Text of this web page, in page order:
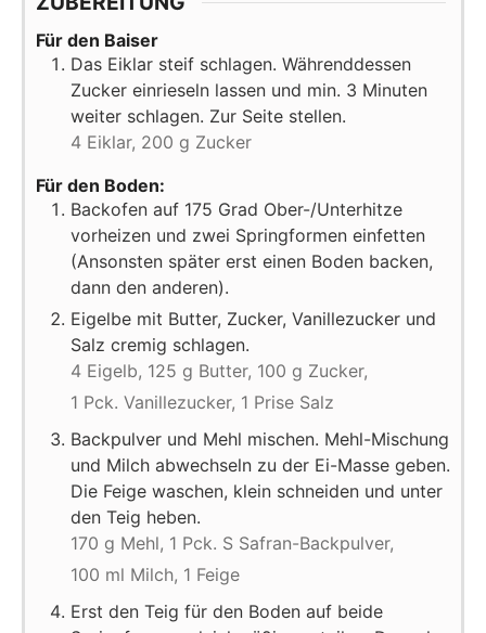
Für den Baiser
Das Eiklar steif schlagen. Währenddessen
Zucker einrieseln lassen und min. 3 Minuten
weiter schlagen. Zur Seite stellen.
4 Eiklar, 200 g Zucker
Für den Boden:
Backofen auf 175 Grad Ober-/Unterhitze
vorheizen und zwei Springformen einfetten
(Ansonsten später erst einen Boden backen,
dann den anderen).
Eigelbe mit Butter, Zucker, Vanillezucker und
Salz cremig schlagen.
4 Eigelb, 125 g Butter, 100 g Zucker,
1 Pck. Vanillezucker, 1 Prise Salz
Backpulver und Mehl mischen. Mehl-Mischung
und Milch abwechseln zu der Ei-Masse geben.
Die Feige waschen, klein schneiden und unter
den Teig heben.
170 g Mehl, 1 Pck. S Safran-Backpulver,
100 ml Milch, 1 Feige
Erst den Teig für den Boden auf beide